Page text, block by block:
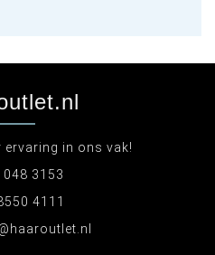
ervaring in ons vak!
048 3153
4111